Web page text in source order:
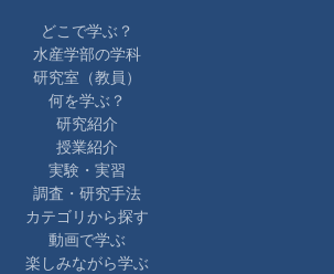
どこで学ぶ？
水産学部の学科
研究室（教員）
何を学ぶ？
研究紹介
授業紹介
実験・実習
調査・研究手法
カテゴリから探す
動画で学ぶ
楽しみながら学ぶ